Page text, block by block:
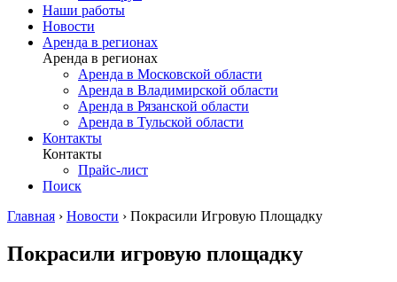
Наши работы
Новости
Аренда в регионах
Аренда в регионах
Аренда в Московской области
Аренда в Владимирской области
Аренда в Рязанской области
Аренда в Тульской области
Контакты
Контакты
Прайс-лист
Поиск
Главная › Новости › Покрасили Игровую Площадку
Покрасили игровую площадку